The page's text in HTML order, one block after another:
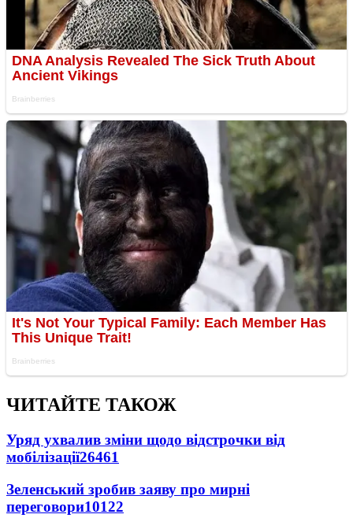
ЧИТАЙТЕ ТАКОЖ
Уряд ухвалив зміни щодо відстрочки від
мобілізації26461
Зеленський зробив заяву про мирні
переговори10122